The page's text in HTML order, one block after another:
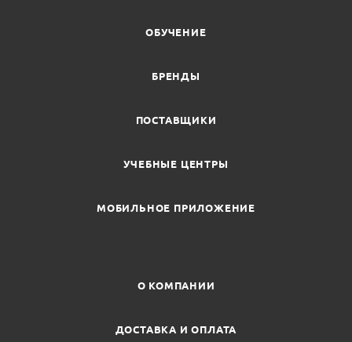
ОБУЧЕНИЕ
БРЕНДЫ
ПОСТАВЩИКИ
УЧЕБНЫЕ ЦЕНТРЫ
МОБИЛЬНОЕ ПРИЛОЖЕНИЕ
О КОМПАНИИ
ДОСТАВКА И ОПЛАТА